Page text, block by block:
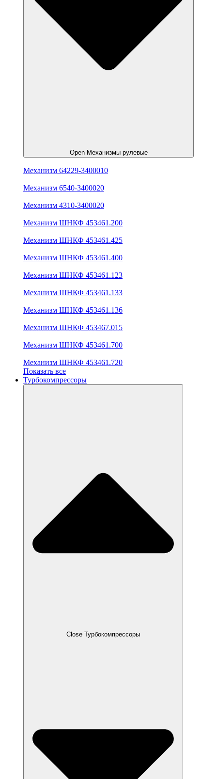
Open Механизмы рулевые
Механизм 64229-3400010
Механизм 6540-3400020
Механизм 4310-3400020
Механизм ШНКФ 453461.200
Механизм ШНКФ 453461.425
Механизм ШНКФ 453461.400
Механизм ШНКФ 453461.123
Механизм ШНКФ 453461.133
Механизм ШНКФ 453461.136
Механизм ШНКФ 453467.015
Механизм ШНКФ 453461.700
Механизм ШНКФ 453461.720
Показать все
Турбокомпрессоры
Close Турбокомпрессоры